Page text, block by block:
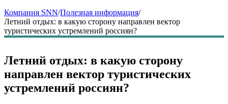
Компания SNN/Полезная информация/
Летний отдых: в какую сторону направлен вектор
туристических устремлений россиян?
Летний отдых: в какую сторону
направлен вектор туристических
устремлений россиян?